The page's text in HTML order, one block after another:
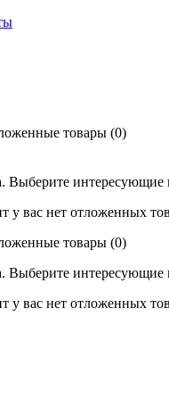
товары (0)
Выберите интересующие
у вас нет отложенных
товары (0)
Выберите интересующие
у вас нет отложенных